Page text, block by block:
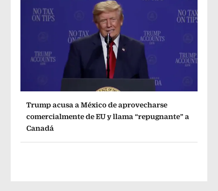
Trump acusa a México de aprovecharse
comercialmente de EU y llama “repugnante” a
Canadá